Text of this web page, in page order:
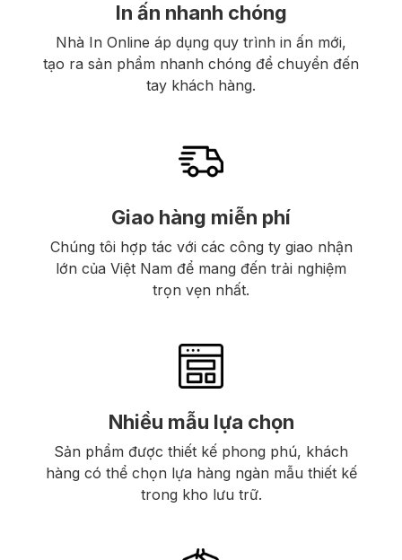
In ấn nhanh chóng
Nhà In Online áp dụng quy trình in ấn mới,
tạo ra sản phẩm nhanh chóng để chuyển đến
tay khách hàng.
Giao hàng miễn phí
Chúng tôi hợp tác với các công ty giao nhận
lớn của Việt Nam để mang đến trải nghiệm
trọn vẹn nhất.
Nhiều mẫu lựa chọn
Sản phẩm được thiết kế phong phú, khách
hàng có thể chọn lựa hàng ngàn mẫu thiết kế
trong kho lưu trữ.